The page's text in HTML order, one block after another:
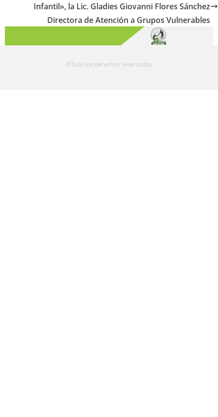
Infantil», la Lic. Gladies Giovanni Flores Sánchez
Directora de Atención a Grupos Vulnerables
©Todo los derechos reservados